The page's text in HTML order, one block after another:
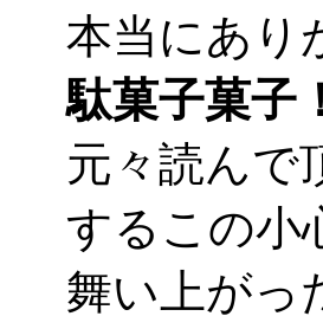
本当にあり
駄菓子菓子
元々読んで
するこの小
舞い上がっ